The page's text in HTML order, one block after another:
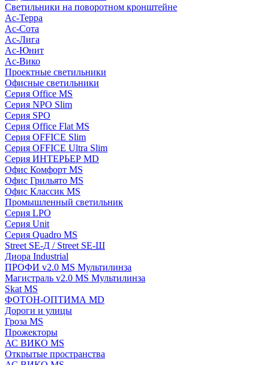
Светильники на поворотном кронштейне
Ас-Терра
Ас-Сота
Ас-Лига
Ас-Юнит
Ас-Вико
Проектные светильники
Офисные светильники
Серия Office MS
Серия NPO Slim
Серия SPO
Серия Office Flat MS
Серия OFFICE Slim
Серия OFFICE Ultra Slim
Серия ИНТЕРЬЕР MD
Офис Комфорт MS
Офис Грильято MS
Офис Классик MS
Промышленный светильник
Серия LPO
Серия Unit
Серия Quadro MS
Street SE-Д / Street SE-Ш
Диора Industrial
ПРОФИ v2.0 MS Мультилинза
Магистраль v2.0 MS Мультилинза
Skat MS
ФОТОН-ОПТИМА MD
Дороги и улицы
Гроза MS
Прожекторы
АС ВИКО MS
Открытые пространства